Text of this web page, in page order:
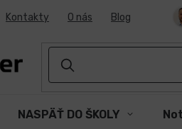
Kontakty O nás Blog
NASPÄŤ DO ŠKOLY